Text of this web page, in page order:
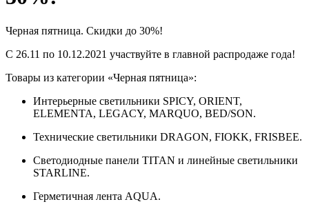
Черная пятница. Скидки до 30%!
С 26.11 по 10.12.2021 участвуйте в главной распродаже года!
Товары из категории «Черная пятница»:
Интерьерные светильники SPICY, ORIENT,
ELEMENTA, LEGACY, MARQUO, BED/SON.
Технические светильники DRAGON, FIOKK, FRISBEE.
Светодиодные панели TITAN и линейные светильники
STARLINE.
Герметичная лента AQUA.